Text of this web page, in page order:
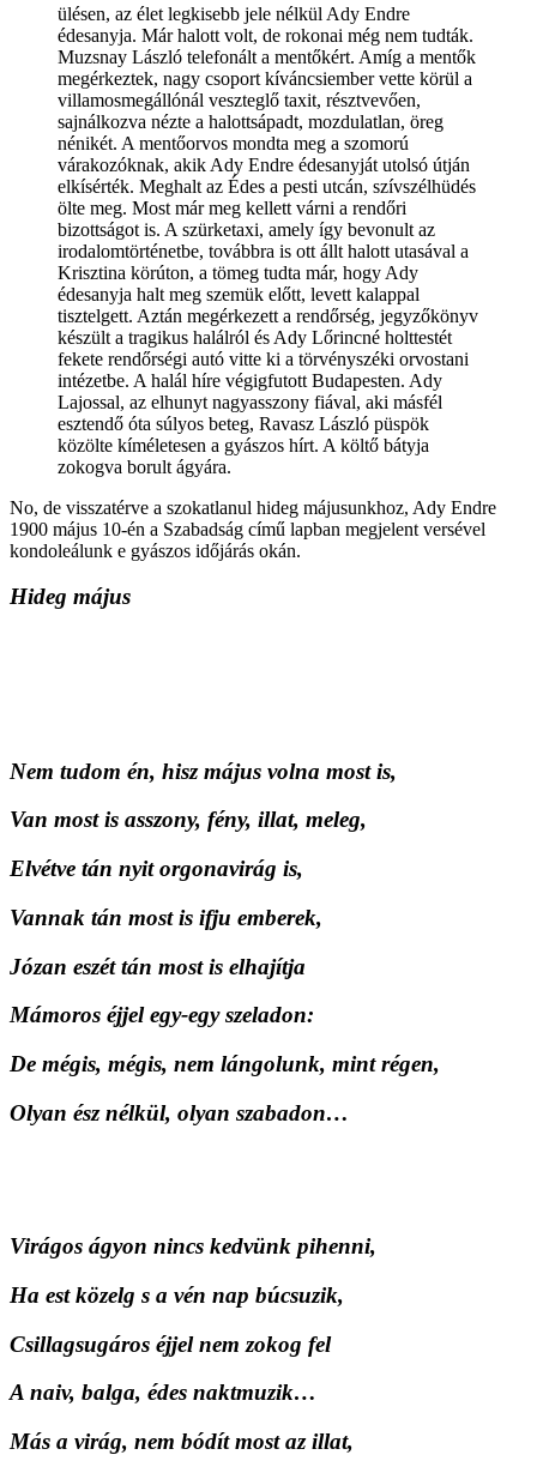
ülésen, az élet legkisebb jele nélkül Ady Endre
édesanyja. Már halott volt, de rokonai még nem tudták.
Muzsnay László telefonált a mentőkért. Amíg a mentők
megérkeztek, nagy csoport kíváncsiember vette körül a
villamosmegállónál veszteglő taxit, résztvevően,
sajnálkozva nézte a halottsápadt, mozdulatlan, öreg
nénikét. A mentőorvos mondta meg a szomorú
várakozóknak, akik Ady Endre édesanyját utolsó útján
elkísérték. Meghalt az Édes a pesti utcán, szívszélhüdés
ölte meg. Most már meg kellett várni a rendőri
bizottságot is. A szürketaxi, amely így bevonult az
irodalomtörténetbe, továbbra is ott állt halott utasával a
Krisztina körúton, a tömeg tudta már, hogy Ady
édesanyja halt meg szemük előtt, levett kalappal
tisztelgett. Aztán megérkezett a rendőrség, jegyzőkönyv
készült a tragikus halálról és Ady Lőrincné holttestét
fekete rendőrségi autó vitte ki a törvényszéki orvostani
intézetbe. A halál híre végigfutott Budapesten. Ady
Lajossal, az elhunyt nagyasszony fiával, aki másfél
esztendő óta súlyos beteg, Ravasz László püspök
közölte kíméletesen a gyászos hírt. A költő bátyja
zokogva borult ágyára.
No, de visszatérve a szokatlanul hideg májusunkhoz, Ady Endre
1900 május 10-én a Szabadság című lapban megjelent versével
kondoleálunk e gyászos időjárás okán.
Hideg május
Nem tudom én, hisz május volna most is,
Van most is asszony, fény, illat, meleg,
Elvétve tán nyit orgonavirág is,
Vannak tán most is ifju emberek,
Józan eszét tán most is elhajítja
Mámoros éjjel egy-egy szeladon:
De mégis, mégis, nem lángolunk, mint régen,
Olyan ész nélkül, olyan szabadon…
Virágos ágyon nincs kedvünk pihenni,
Ha est közelg s a vén nap búcsuzik,
Csillagsugáros éjjel nem zokog fel
A naiv, balga, édes naktmuzik…
Más a virág, nem bódít most az illat,